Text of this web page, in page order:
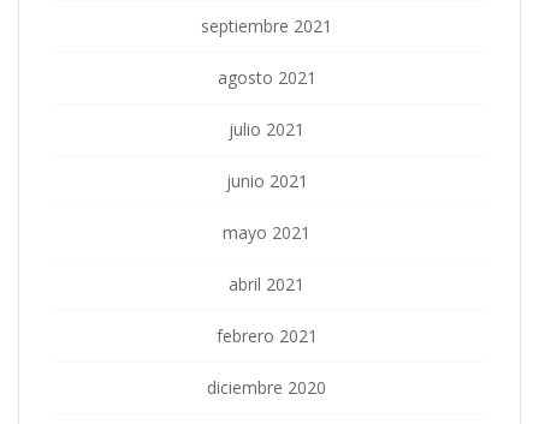
septiembre 2021
agosto 2021
julio 2021
junio 2021
mayo 2021
abril 2021
febrero 2021
diciembre 2020